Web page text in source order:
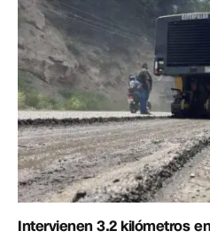
Intervienen 3.2 kilómetros